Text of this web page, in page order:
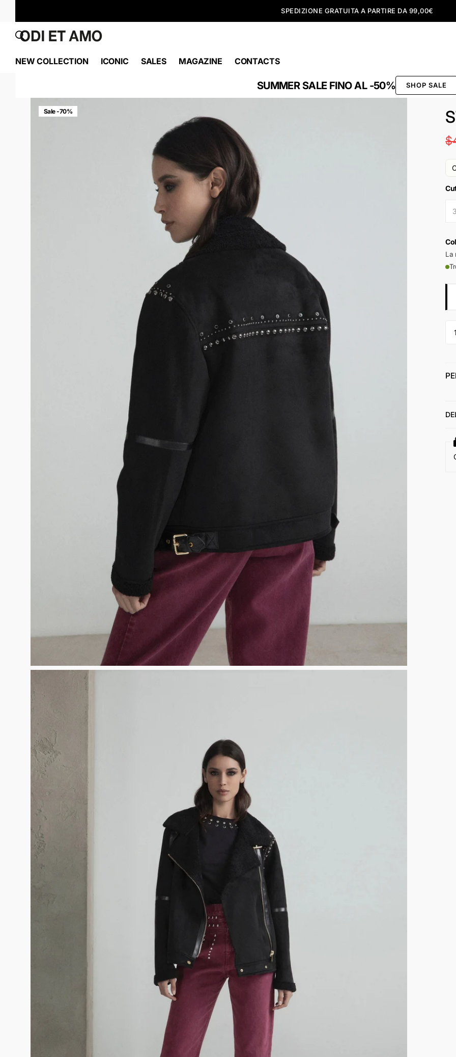
SPEDIZIONE GRATUITA A PARTIRE DA 99,00€
NEW COLLECTION ICONIC SALES MAGAZINE CONTACTS
SUMMER SALE FINO AL -50% SHOP SALE
Sale -70%
La